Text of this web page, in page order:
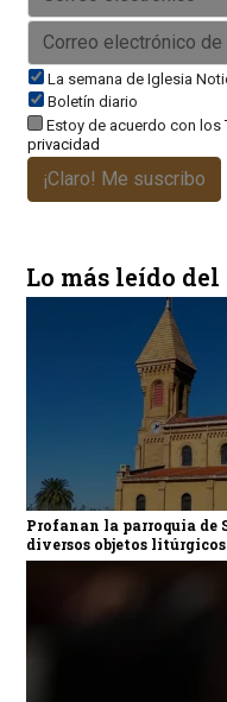
La semana de Iglesia
Boletín diario
Estoy de acuerdo con los
privacidad
¡Claro! Me suscribo
Lo más leído del
Profanan la parroquia de
diversos objetos litúrgicos